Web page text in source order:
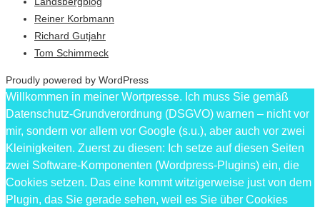
Reiner Korbmann
Richard Gutjahr
Tom Schimmeck
Proudly powered by WordPress
Willkommen in meiner Wortpresse. Ich muss Sie gemäß
Datenschutz-Grundverordnung (DSGVO) warnen – nicht vor
mir, sondern vor allem vor Google (s.u.), aber auch vor zwei
Kleinigkeiten. Zuerst zu diesen: Ich setze auf diesen Seiten
zwei Software-Komponenten (Wordpress-Plugins) ein, die
Cookies setzen. Das eine kommt witzigerweise just von dem
Plugin, das Sie gerade sehen, weil es Sie über Cookies